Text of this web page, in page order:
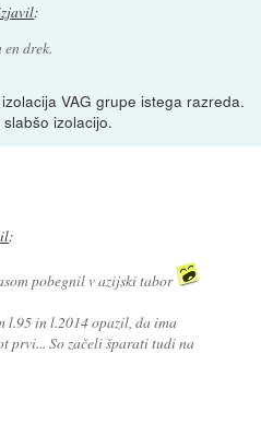
:
drek.
VAG grupe istega razreda.
izolacijo.
:
pobegnil v azijski tabor
l.95 in l.2014 opazil, da ima
prvi... So začeli šparati tudi na